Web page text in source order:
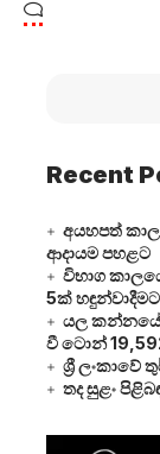
Recent
අයහපත්
ආදායම පහළට
විභාග
5ක්
යල කන්නයේ
වී ටොන්
ශ්‍රී ලංකාවේ
තද සුළං